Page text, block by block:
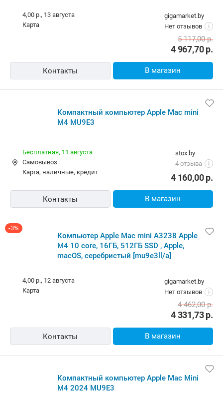
gigamarket.by
Нет отзывов
i
4,00 р., 13 августа
карта
4 967,70р.
5 117,00р.
Контакты В магазин
Компактный компьютер Apple Mac mini
M4 MU9E3
stox.by
4 отзыва
i
Бесплатная, 11 августа
Самовывоз
карта, наличные, кредит
4 160,00р.
Контакты В магазин
-3%
Компьютер Apple Mac mini A3238 Apple
M4 10 core, 16ГБ, 512ГБ SSD , Apple,
macOS, серебристый [mu9e3ll/a]
gigamarket.by
Нет отзывов
i
4,00 р., 12 августа
карта
4 331,73р.
4 462,00р.
Контакты В магазин
Компактный компьютер Apple Mac Mini
M4 2024 MU9E3